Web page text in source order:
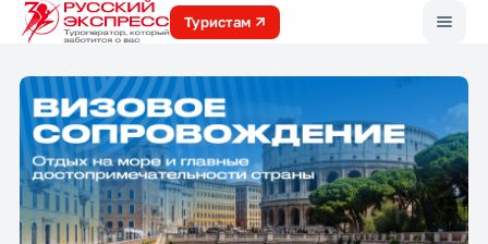
Туристам